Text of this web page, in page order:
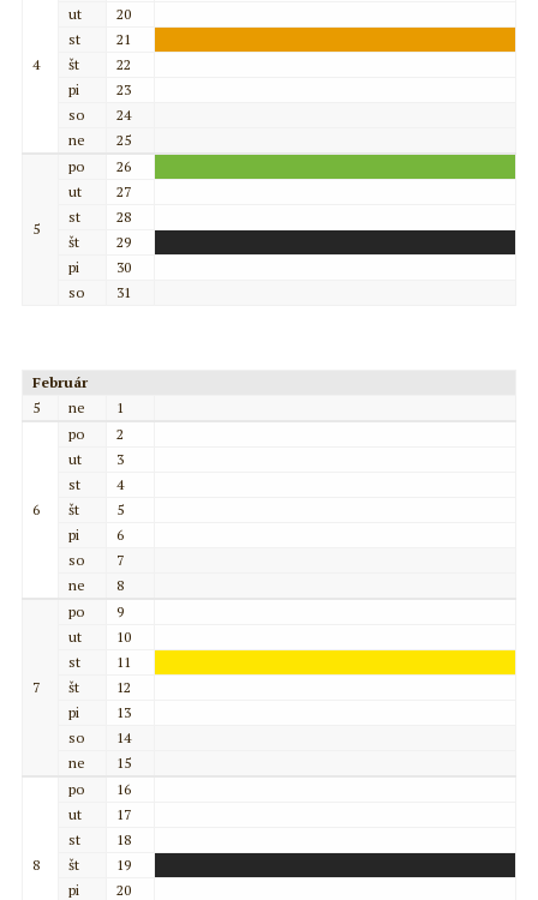
4
ut
20
st
21
št
22
pi
23
so
24
ne
25
5
po
26
ut
27
st
28
št
29
pi
30
so
31
Február
5
ne 1
6
po
2
ut
3
st
4
št
5
pi
6
so
7
ne
8
7
po
9
ut
10
st
11
št
12
pi
13
so
14
ne
15
8
po
16
ut
17
st
18
št
19
pi
20